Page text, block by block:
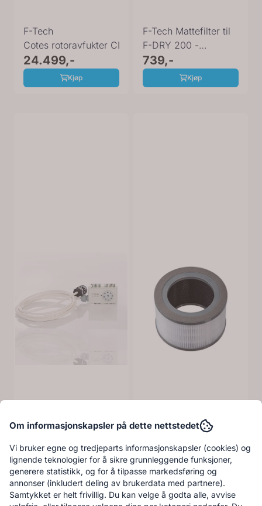
F-Tech
Cotes rotoravfukter CL26
24.499,-
Kjøp
F-Tech Mattefilter til
F-DRY 200 -
170x250 (10 pk)
739,-
Kjøp
Om informasjonskapsler på dette nettstedet
Vi bruker egne og tredjeparts informasjonskapsler (cookies) og
lignende teknologier for å sikre grunnleggende funksjoner,
generere statistikk, og for å tilpasse markedsføring og
annonser (inkludert deling av brukerdata med partnere).
Samtykket er helt frivillig. Du kan velge å godta alle, avvise